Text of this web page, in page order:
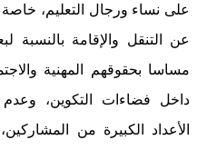
على نساء ورجال التعليم،
عن التنقل والإقامة بالنسبة
مساسا بحقوقهم المهنية
داخل فضاءات التكوين،
الأعداد الكبيرة من